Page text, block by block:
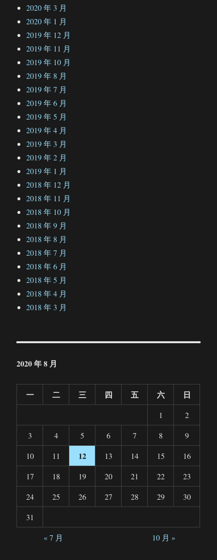
2020 年 3 月
2020 年 1 月
2019 年 12 月
2019 年 11 月
2019 年 10 月
2019 年 8 月
2019 年 7 月
2019 年 6 月
2019 年 5 月
2019 年 4 月
2019 年 3 月
2019 年 2 月
2019 年 1 月
2018 年 12 月
2018 年 11 月
2018 年 10 月
2018 年 9 月
2018 年 8 月
2018 年 7 月
2018 年 6 月
2018 年 5 月
2018 年 4 月
2018 年 3 月
2020 年 8 月
一 二 三 四 五 六 日
1
2
3
4 5 6 7 8
9
10
11 12 13 14 15
16
17
18 19 20 21 22
23
24
25 26 27 28 29
30
31
« 7 月
10 月 »